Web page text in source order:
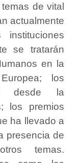
de vital
actualmente
se tratarán
en la
los
desde la
los premios
ha llevado a
presencia de
temas.